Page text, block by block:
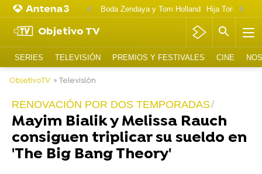
Boda Zendaya y Tom Holland Hija Tom
Objetivo TV
SERIES TELEVISIÓN PREMIOS Y FESTIVALES CINE
ObjetivoTV » Televisión
RENOVACIÓN POR DOS TEMPORADAS
Mayim Bialik y Melissa Rauch
consiguen triplicar su sueldo en
'The Big Bang Theory'